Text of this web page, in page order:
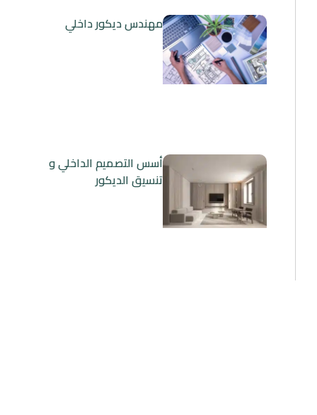
مهندس ديكور داخلي
أسس التصميم الداخلي و
تنسيق الديكور